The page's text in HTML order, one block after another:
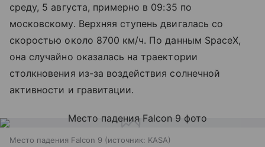
среду, 5 августа, примерно в 09:35 по
московскому. Верхняя ступень двигалась со
скоростью около 8700 км/ч. По данным SpaceX,
она случайно оказалась на траектории
столкновения из-за воздействия солнечной
активности и гравитации.
Место падения Falcon 9 источник: KASA